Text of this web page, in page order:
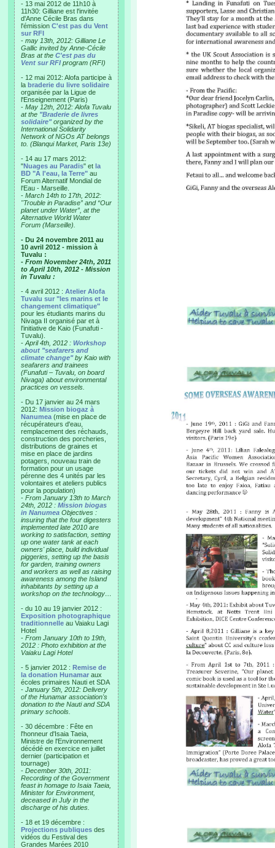
- 13 mai 2012 de 11h10 à
11h30: Gilliane est l'invitée
d'Anne Cécile Bras dans
l'émission C'est pas du Vent
sur RFI
- may 13th, 2012: Gilliane Le
Gallic invited by Anne-Cécile
Bras at the C'est pas du
Vent sur RFI program (RFI)
- 12 mai 2012: Alofa participe à
la braderie du livre solidaire
organisée par la Ligue de
l'Enseignement (Paris)
- May 12th, 2012: Alofa Tuvalu
at the "Braderie de livres
solidaire"organized by the
International Solidarity
Network of NGOs AT belongs
to. (Blanqui Market, Paris 13e)
- 14 au 17 mars 2012:
"Nuages au Paradis" et la
BD "A l'eau, la Terre" au
Forum Alternatif Mondial de
l'Eau - Marseille.
- March 14th to 17th, 2012:
"Trouble in Paradise” and “Our
planet under Water”, at the
Alternative World Water
Forum (Marseille).
- Du 24 novembre 2011 au
10 avril 2012 - mission à
Tuvalu :
- From November 24th, 2011
to April 10th, 2012 - Mission
in Tuvalu :
- 4 avril 2012 : Atelier Alofa
Tuvalu sur "les marins et le
changement climatique"
pour les étudiants marins du
Nivaga II organisé par et à
l'initiative de Kaio (Funafuti -
Tuvalu).
- April 4th, 2012 : Workshop
about "seafarers and
climate change"by Kaio with
seafarers and trainees
(Funafuti – Tuvalu, on board
Nivaga) about environmental
practices on vessels.
- Du 17 janvier au 24 mars
2012: Mission biogaz à
Nanumea (mise en place de
récupérateurs d'eau,
remplacement des réchauds,
construction des porcheries,
distributions de graines et
mise en place de jardins
potagers, nouveau train de
formation pour un usage
pérenne des 4 unités par les
volontaires et ateliers publics
pour la population)
- From January 13th to March
24th, 2012 : Mission biogas
in Nanumea Objectives :
insuring that the four digesters
implemented late 2010 are
working to satisfaction, setting
up one water tank at each
owners' place, build individual
piggeries, setting up the basis
for garden, training owners
and workers as well as raising
awareness among the Island
inhabitants by setting up a
workshop on the technology…
- du 10 au 19 janvier 2012 :
Exposition photographique
traditionnelle au Vaiaku Lagi
Hotel
- From January 10th to 19th,
2012 : Photo exhibition at the
Vaiaku Lagi Hotel
- 5 janvier 2012 : Remise de
la donation Hunamar aux
écoles primaires Nauti et SDA
- January 5th, 2012: Delivery
of the Hunamar association's
donation to the Nauti and SDA
primary schools.
- 30 décembre : Fête en
l'honneur d'Isaia Taeia,
Ministre de l'Environnement
décédé en exercice en juillet
dernier (participation et
tournage)
- December 30th, 2011:
Recording of the Government
feast in homage to Isaia Taeia,
Minister for Environment,
deceased in July in the
discharge of his duties.
- 18 et 19 décembre :
Projections publiques des
vidéos du Festival des
Grandes Marées 2010